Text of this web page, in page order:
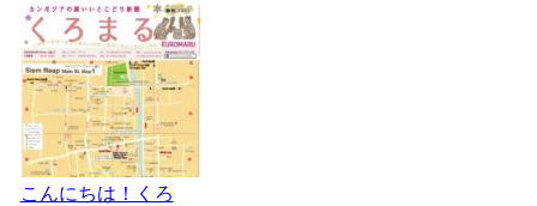
こんにちは！くろ